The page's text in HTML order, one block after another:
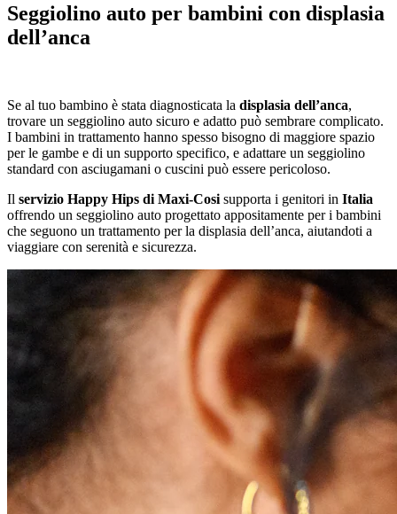
Seggiolino auto per bambini con displasia
dell’anca
Se al tuo bambino è stata diagnosticata la displasia dell’anca,
trovare un seggiolino auto sicuro e adatto può sembrare complicato.
I bambini in trattamento hanno spesso bisogno di maggiore spazio
per le gambe e di un supporto specifico, e adattare un seggiolino
standard con asciugamani o cuscini può essere pericoloso.
Il servizio Happy Hips di Maxi-Cosi supporta i genitori in Italia
offrendo un seggiolino auto progettato appositamente per i bambini
che seguono un trattamento per la displasia dell’anca, aiutandoti a
viaggiare con serenità e sicurezza.